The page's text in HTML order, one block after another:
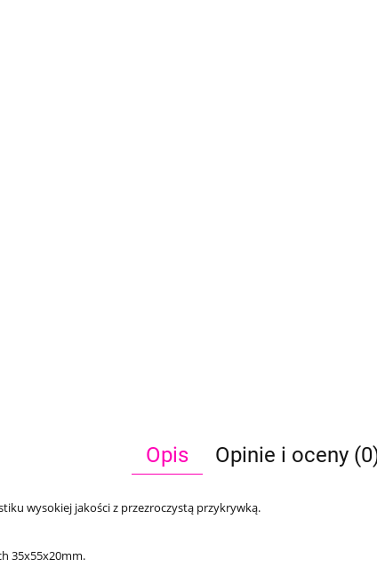
Opis Opinie i oceny
wysokiej jakości z przezroczystą przykrywką.
35x55x20mm.